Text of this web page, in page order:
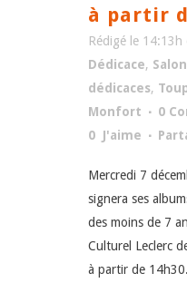
à partir
Rédigé le 14:13h
Dédicace,
dédicaces,
Monfort
0
0 J'aime
Mercredi 7
signera ses
des moins de 7
Culturel Leclerc
à partir de